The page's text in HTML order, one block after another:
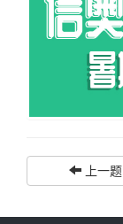
上一题